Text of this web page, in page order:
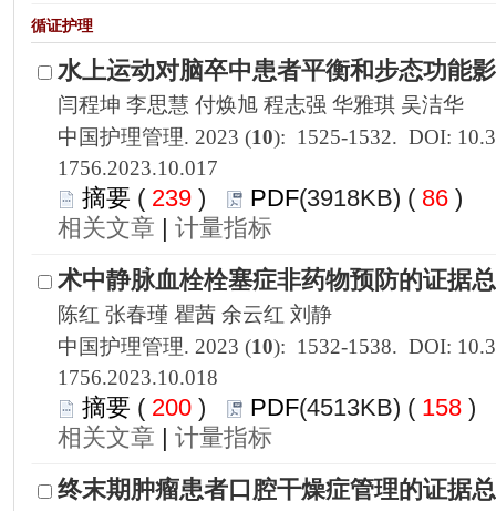
1756.2023.10.017
239 ) 86 )
|
1756.2023.10.018
200 ) 158 )
|